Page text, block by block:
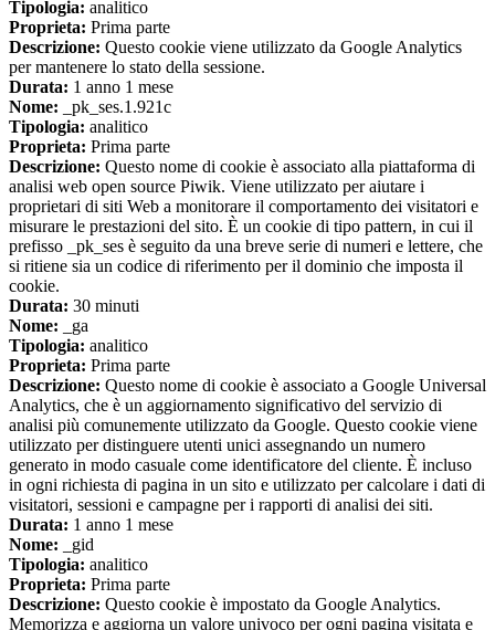
Tipologia: analitico
Proprieta: Prima parte
Descrizione: Questo cookie viene utilizzato da Google Analytics
per mantenere lo stato della sessione.
Durata: 1 anno 1 mese
Nome: _pk_ses.1.921c
Tipologia: analitico
Proprieta: Prima parte
Descrizione: Questo nome di cookie è associato alla piattaforma di
analisi web open source Piwik. Viene utilizzato per aiutare i
proprietari di siti Web a monitorare il comportamento dei visitatori e
misurare le prestazioni del sito. È un cookie di tipo pattern, in cui il
prefisso _pk_ses è seguito da una breve serie di numeri e lettere, che
si ritiene sia un codice di riferimento per il dominio che imposta il
cookie.
Durata: 30 minuti
Nome: _ga
Tipologia: analitico
Proprieta: Prima parte
Descrizione: Questo nome di cookie è associato a Google Universal
Analytics, che è un aggiornamento significativo del servizio di
analisi più comunemente utilizzato da Google. Questo cookie viene
utilizzato per distinguere utenti unici assegnando un numero
generato in modo casuale come identificatore del cliente. È incluso
in ogni richiesta di pagina in un sito e utilizzato per calcolare i dati di
visitatori, sessioni e campagne per i rapporti di analisi dei siti.
Durata: 1 anno 1 mese
Nome: _gid
Tipologia: analitico
Proprieta: Prima parte
Descrizione: Questo cookie è impostato da Google Analytics.
Memorizza e aggiorna un valore univoco per ogni pagina visitata e